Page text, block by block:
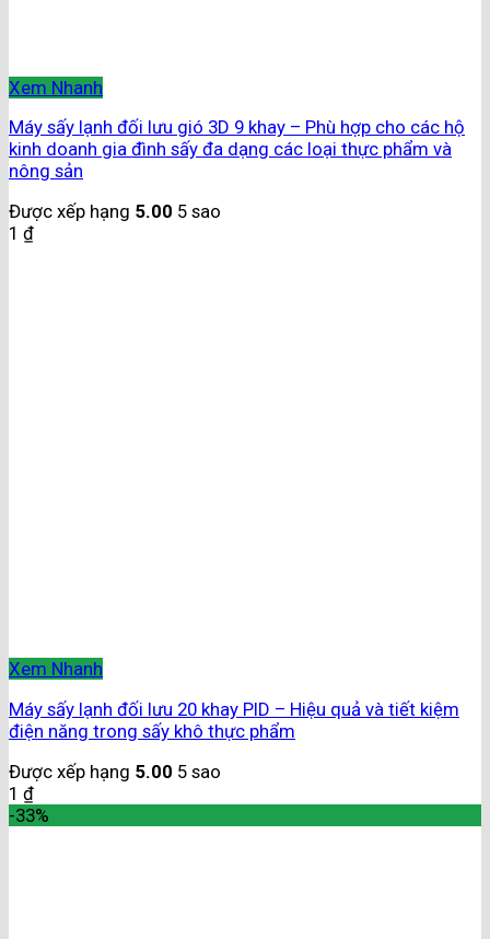
Xem Nhanh
Máy sấy lạnh đối lưu gió 3D 9 khay – Phù hợp cho các hộ
kinh doanh gia đình sấy đa dạng các loại thực phẩm và
nông sản
Được xếp hạng 5.00 5 sao
1 ₫
Xem Nhanh
Máy sấy lạnh đối lưu 20 khay PID – Hiệu quả và tiết kiệm
điện năng trong sấy khô thực phẩm
Được xếp hạng 5.00 5 sao
1 ₫
-33%